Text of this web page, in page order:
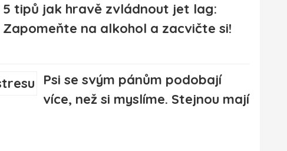
5 tipů jak hravě zvládnout jet lag:
Zapomeňte na alkohol a zacvičte si!
Psi se svým pánům podobají
více, než si myslíme. Stejnou mají